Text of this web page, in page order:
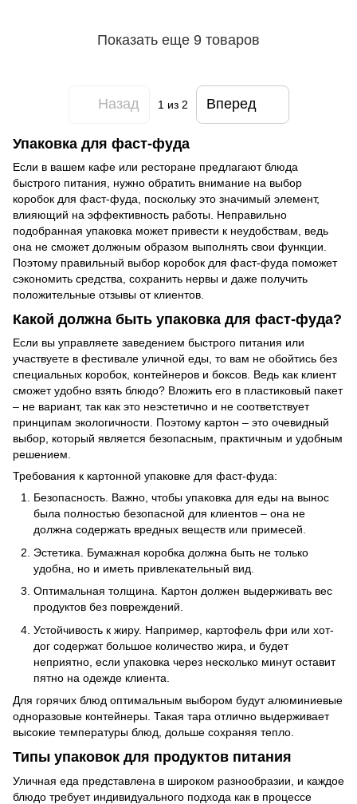
Показать еще 9 товаров
Назад 1 из 2 Вперед
Упаковка для фаст-фуда
Если в вашем кафе или ресторане предлагают блюда
быстрого питания, нужно обратить внимание на выбор
коробок для фаст-фуда, поскольку это значимый элемент,
влияющий на эффективность работы. Неправильно
подобранная упаковка может привести к неудобствам, ведь
она не сможет должным образом выполнять свои функции.
Поэтому правильный выбор коробок для фаст-фуда поможет
сэкономить средства, сохранить нервы и даже получить
положительные отзывы от клиентов.
Какой должна быть упаковка для фаст-фуда?
Если вы управляете заведением быстрого питания или
участвуете в фестивале уличной еды, то вам не обойтись без
специальных коробок, контейнеров и боксов. Ведь как клиент
сможет удобно взять блюдо? Вложить его в пластиковый пакет
– не вариант, так как это неэстетично и не соответствует
принципам экологичности. Поэтому картон – это очевидный
выбор, который является безопасным, практичным и удобным
решением.
Требования к картонной упаковке для фаст-фуда:
Безопасность. Важно, чтобы упаковка для еды на вынос
была полностью безопасной для клиентов – она не
должна содержать вредных веществ или примесей.
Эстетика. Бумажная коробка должна быть не только
удобна, но и иметь привлекательный вид.
Оптимальная толщина. Картон должен выдерживать вес
продуктов без повреждений.
Устойчивость к жиру. Например, картофель фри или хот-
дог содержат большое количество жира, и будет
неприятно, если упаковка через несколько минут оставит
пятно на одежде клиента.
Для горячих блюд оптимальным выбором будут алюминиевые
одноразовые контейнеры. Такая тара отлично выдерживает
высокие температуры блюд, дольше сохраняя тепло.
Типы упаковок для продуктов питания
Уличная еда представлена в широком разнообразии, и каждое
блюдо требует индивидуального подхода как в процессе